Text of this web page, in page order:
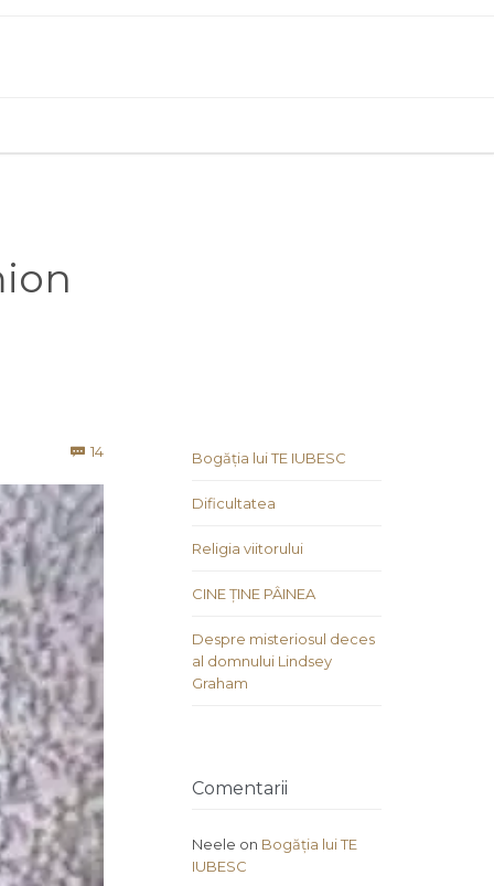
 14Comments Bogăția lui TE IUBESC
Dificultatea
Religia viitorului
CINE ȚINE PÂINEA
Despre misteriosul deces
al domnului Lindsey
Graham
Comentarii
Neele on Bogăția lui TE
IUBESC